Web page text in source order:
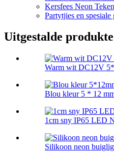
Kersfees Neon Teken
Partytjies en spesiale
Uitgestalde produkte
Warm wit DC12V
Blou kleur 5 * 12
1cm sny IP65 LED
Silikoon neon